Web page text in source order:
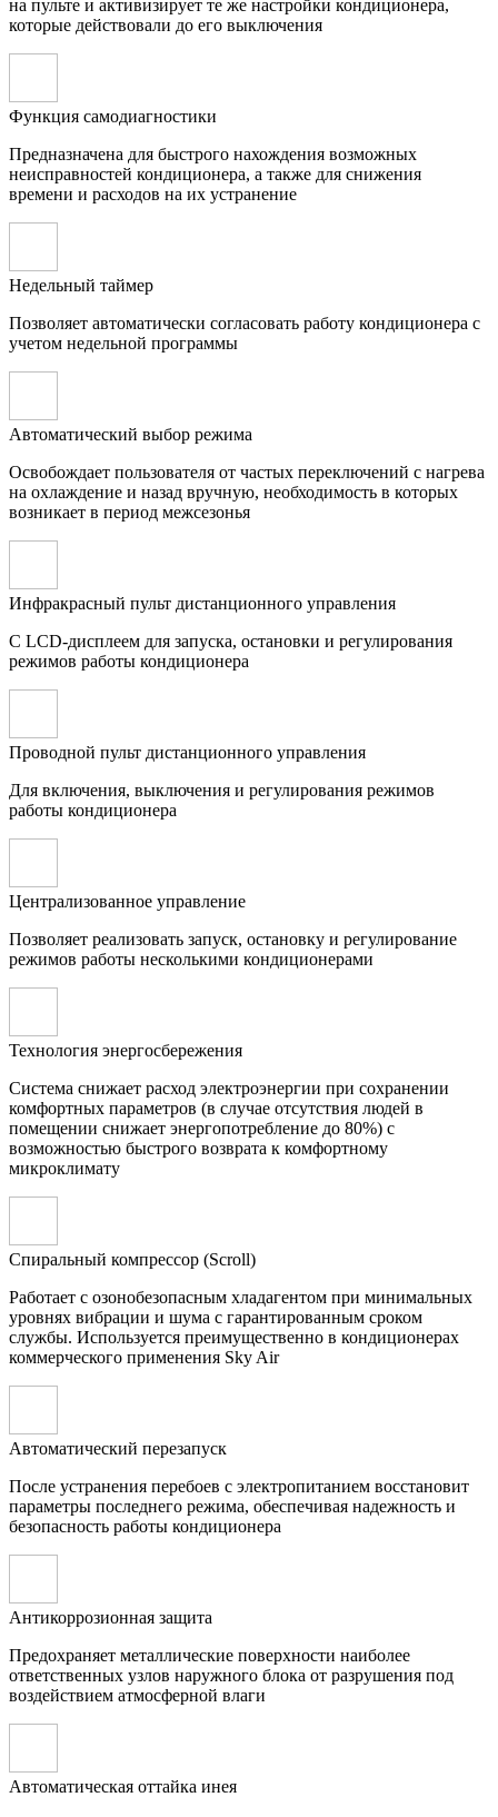
на пульте и активизирует те же настройки кондиционера,
которые действовали до его выключения
Функция самодиагностики
Предназначена для быстрого нахождения возможных
неисправностей кондиционера, а также для снижения
времени и расходов на их устранение
Недельный таймер
Позволяет автоматически согласовать работу кондиционера с
учетом недельной программы
Автоматический выбор режима
Освобождает пользователя от частых переключений с нагрева
на охлаждение и назад вручную, необходимость в которых
возникает в период межсезонья
Инфракрасный пульт дистанционного управления
С LCD-дисплеем для запуска, остановки и регулирования
режимов работы кондиционера
Проводной пульт дистанционного управления
Для включения, выключения и регулирования режимов
работы кондиционера
Централизованное управление
Позволяет реализовать запуск, остановку и регулирование
режимов работы несколькими кондиционерами
Технология энергосбережения
Система снижает расход электроэнергии при сохранении
комфортных параметров (в случае отсутствия людей в
помещении снижает энергопотребление до 80%) с
возможностью быстрого возврата к комфортному
микроклимату
Спиральный компрессор (Scroll)
Работает с озонобезопасным хладагентом при минимальных
уровнях вибрации и шума с гарантированным сроком
службы. Используется преимущественно в кондиционерах
коммерческого применения Sky Air
Автоматический перезапуск
После устранения перебоев с электропитанием восстановит
параметры последнего режима, обеспечивая надежность и
безопасность работы кондиционера
Антикоррозионная защита
Предохраняет металлические поверхности наиболее
ответственных узлов наружного блока от разрушения под
воздействием атмосферной влаги
Автоматическая оттайка инея